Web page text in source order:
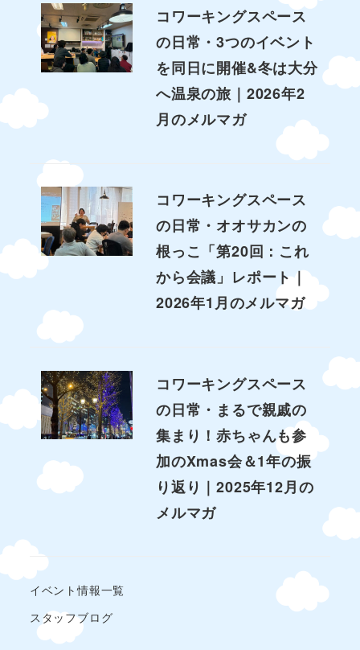
コワーキングスペース
の日常・3つのイベント
を同日に開催&冬は大分
へ温泉の旅｜2026年2
月のメルマガ
コワーキングスペース
の日常・オオサカンの
根っこ「第20回：これ
から会議」レポート｜
2026年1月のメルマガ
コワーキングスペース
の日常・まるで親戚の
集まり！赤ちゃんも参
加のXmas会＆1年の振
り返り｜2025年12月の
メルマガ
イベント情報一覧
スタッフブログ